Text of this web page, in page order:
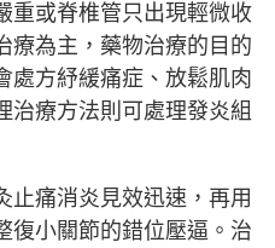
重或脊椎管只出現輕微收
療為主，藥物治療的目的
處方紓緩痛症、放鬆肌肉
治療方法則可處理發炎組
止痛消炎見效迅速，再用
復小關節的錯位壓逼。治